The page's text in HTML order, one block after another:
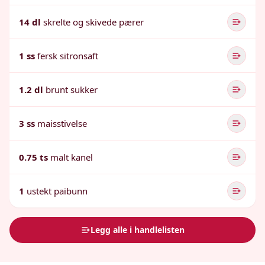
14 dl skrelte og skivede pærer
1 ss fersk sitronsaft
1.2 dl brunt sukker
3 ss maisstivelse
0.75 ts malt kanel
1 ustekt paibunn
Legg alle i handlelisten